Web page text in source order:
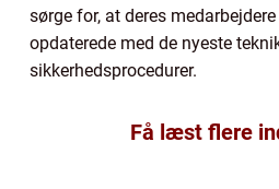
sørge for, at deres
opdaterede med de nyeste
sikkerhedsprocedurer.
Få læst flere